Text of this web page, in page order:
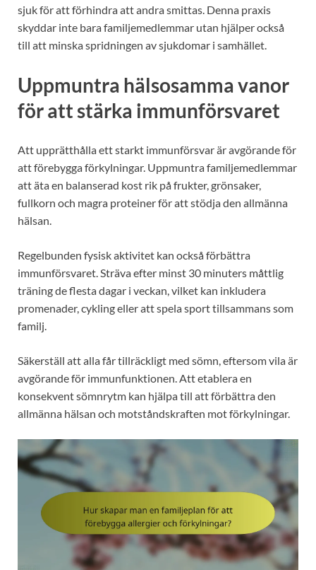
sjuk för att förhindra att andra smittas. Denna praxis
skyddar inte bara familjemedlemmar utan hjälper också
till att minska spridningen av sjukdomar i samhället.
Uppmuntra hälsosamma vanor
för att stärka immunförsvaret
Att upprätthålla ett starkt immunförsvar är avgörande för
att förebygga förkylningar. Uppmuntra familjemedlemmar
att äta en balanserad kost rik på frukter, grönsaker,
fullkorn och magra proteiner för att stödja den allmänna
hälsan.
Regelbunden fysisk aktivitet kan också förbättra
immunförsvaret. Sträva efter minst 30 minuters måttlig
träning de flesta dagar i veckan, vilket kan inkludera
promenader, cykling eller att spela sport tillsammans som
familj.
Säkerställ att alla får tillräckligt med sömn, eftersom vila är
avgörande för immunfunktionen. Att etablera en
konsekvent sömnrytm kan hjälpa till att förbättra den
allmänna hälsan och motståndskraften mot förkylningar.